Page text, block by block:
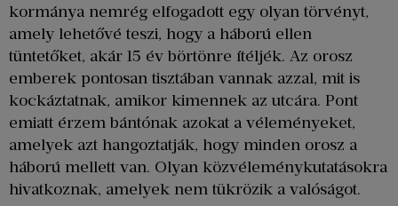
kormánya nemrég elfogadott egy olyan törvényt,
amely lehetővé teszi, hogy a háború ellen
tüntetőket, akár 15 év börtönre ítéljék. Az orosz
emberek pontosan tisztában vannak azzal, mit is
kockáztatnak, amikor kimennek az utcára. Pont
emiatt érzem bántónak azokat a véleményeket,
amelyek azt hangoztatják, hogy minden orosz a
háború mellett van. Olyan közvéleménykutatásokra
hivatkoznak, amelyek nem tükrözik a valóságot.